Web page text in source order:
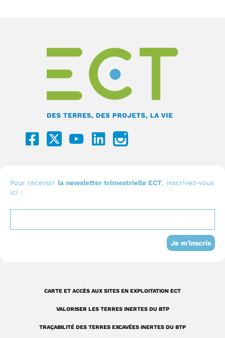
a
b
o
k
o
u
e
i
e
i
n
I
c
I
s
t
a
m
Pour recevoir la newsletter trimestrielle ECT, inscrivez-vous
ici :
Je m'inscris
CARTE ET ACCÈS AUX SITES EN EXPLOITATION ECT
VALORISER LES TERRES INERTES DU BTP
TRAÇABILITÉ DES TERRES EXCAVÉES INERTES DU BTP